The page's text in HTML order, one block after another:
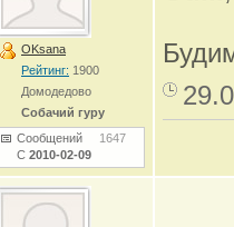
OKsana
Рейтинг: 1900
Домодедово
Собачий гуру
Сообщений 1647
С 2010-02-09